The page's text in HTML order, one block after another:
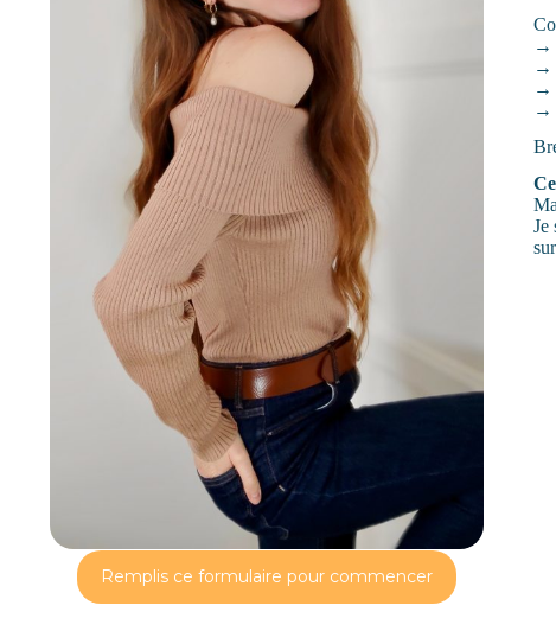
Remplis ce formulaire pour commencer
→
→
→
→
Ma
Je